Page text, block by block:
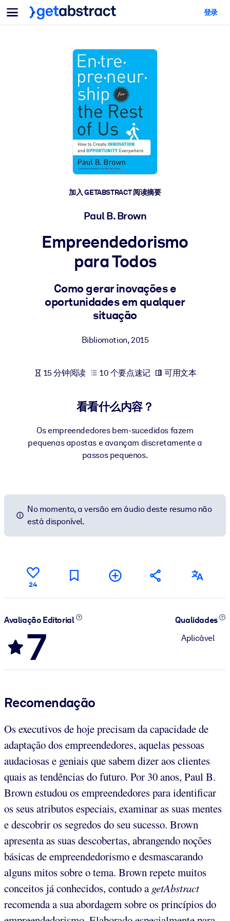
菜单
面向团队与管理者
为您的员工配备关键的人工智能技能。
帮助您的管理者为未来的工作时代做好准备。
让团队更轻松地共同学习、解决实际问题并更快采取行动。
技能提升与重塑
培养您的员工应对未来挑战所需的技能。
面向 LMS/LXP
将简短且经过验证的知识引入您的 LMS/LXP，以获得更强的学习效
面向企业图书馆
用值得信赖且即插即用的商业知识丰富您的企业图书馆。
面向人工智能系统
面向人工智能系统
登录
加入 GETABSTRACT 阅读摘要
Paul B. Brown
Empreendedorismo
para Todos
Como gerar inovações e
oportunidades em qualquer
situação
Bibliomotion,2015
15 分钟阅读 10 个要点速记 可用文本
看看什么内容？
Os empreendedores bem-sucedidos fazem
pequenas apostas e avançam discretamente a
passos pequenos.
No momento, a versão em áudio deste resumo não
está disponível.
24
Avaliação Editorial
7
Qualidades
Aplicável
Recomendação
Os executivos de hoje precisam da capacidade de
adaptação dos empreendedores, aquelas pessoas
audaciosas e geniais que sabem dizer aos clientes
quais as tendências do futuro. Por 30 anos, Paul B.
Brown estudou os empreendedores para identificar
os seus atributos especiais, examinar as suas mentes
e descobrir os segredos do seu sucesso. Brown
apresenta as suas descobertas, abrangendo noções
básicas de empreendedorismo e desmascarando
alguns mitos sobre o tema. Brown repete muitos
conceitos já conhecidos, contudo a getAbstract
recomenda a sua abordagem sobre os princípios do